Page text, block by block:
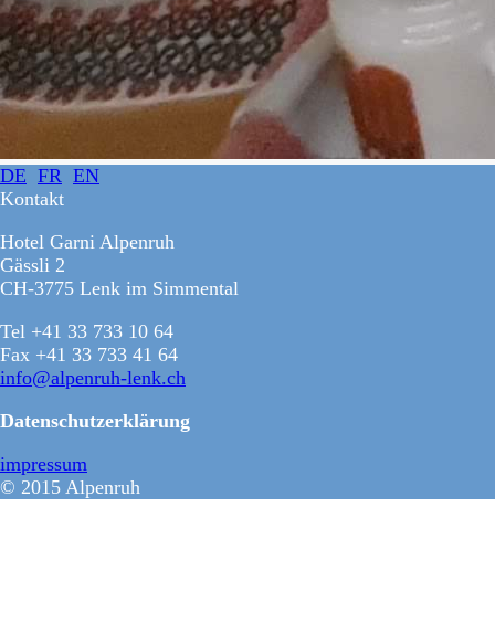
DE FR EN
Kontakt
Hotel Garni Alpenruh
Gässli 2
CH-3775 Lenk im Simmental
Tel +41 33 733 10 64
Fax +41 33 733 41 64
info@alpenruh-lenk.ch
Datenschutzerklärung
impressum
© 2015 Alpenruh